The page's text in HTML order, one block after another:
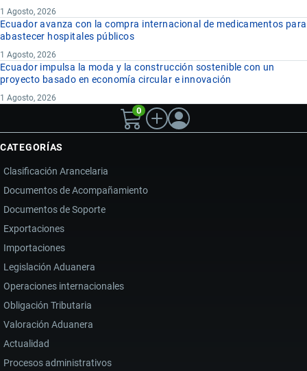
1 Agosto, 2026
Ecuador avanza con la compra internacional de medicamentos para
abastecer hospitales públicos
1 Agosto, 2026
Ecuador impulsa la moda y la construcción sostenible con un
proyecto basado en economía circular e innovación
1 Agosto, 2026
0
CATEGORÍAS
Clasificación Arancelaria
Documentos de Acompañamiento
Documentos de Soporte
Exportaciones
Importaciones
Legislación Aduanera
Operaciones internacionales
Obligación Tributaria
Valoración Aduanera
Actualidad
Procesos administrativos